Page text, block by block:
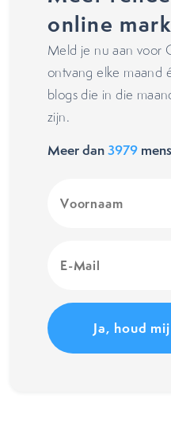
online
Meld je nu aan voor
ontvang elke maand
blogs die in die
zijn.
Meer dan3979
(Vereist)
Mail